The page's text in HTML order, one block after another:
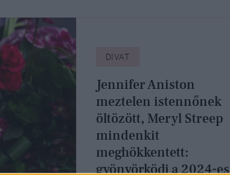
DIVAT
Jennifer Aniston
meztelen istennőnek
öltözött, Meryl Streep
mindenkit
meghökkentett:
gyönyörködj a 2024-es